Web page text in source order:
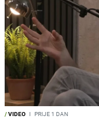
/VIDEO I PRIJE 1 DAN